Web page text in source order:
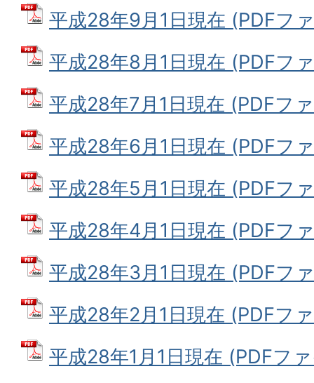
平成28年9月1日現在 (PDFフ
平成28年8月1日現在 (PDFフ
平成28年7月1日現在 (PDFフ
平成28年6月1日現在 (PDFフ
平成28年5月1日現在 (PDFフ
平成28年4月1日現在 (PDFフ
平成28年3月1日現在 (PDFフ
平成28年2月1日現在 (PDFフ
平成28年1月1日現在 (PDFフ